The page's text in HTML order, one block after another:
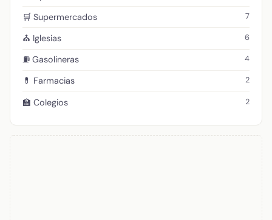
🛒 Supermercados 7
⛪ Iglesias 6
⛽ Gasolineras 4
💊 Farmacias 2
🏫 Colegios 2